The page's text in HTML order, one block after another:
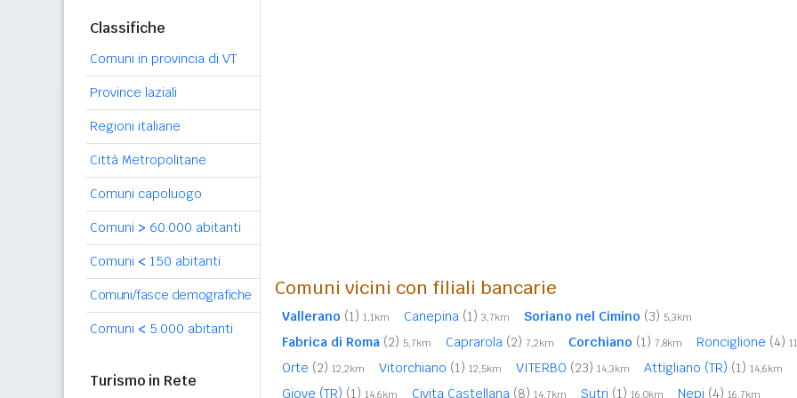
Classifiche
Comuni in provincia di VT
Province laziali
Regioni italiane
Città Metropolitane
Comuni capoluogo
Comuni > 60.000 abitanti
Comuni < 150 abitanti
Comuni/fasce demografiche
Comuni < 5.000 abitanti
Turismo in Rete
Comuni vicini con filiali bancarie
Vallerano (1) 1,1km Canepina (1) 3,7km Soriano nel Cimino (3) 5,3km
Fabrica di Roma (2) 5,7km Caprarola (2) 7,2km Corchiano (1) 7,8km Ronciglione (4)
Orte (2) 12,2km Vitorchiano (1) 12,5km VITERBO (23) 14,3km Attigliano (TR) (1) 14,6km
Giove (TR) (1) 14,6km Civita Castellana (8) 14,7km Sutri (1) 16,0km Nepi (4) 16,7km